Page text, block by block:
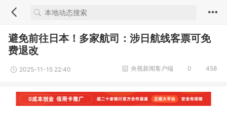
避免前往日本！多家航司：涉日航线客票可免
费退改
2025-11-15 22:40 458
0
央视新闻客户端